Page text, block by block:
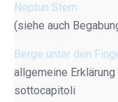
Neptun Stern
(siehe auch
Berge unter den
allgemeine
sottocapitoli